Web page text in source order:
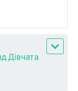
Дівчата